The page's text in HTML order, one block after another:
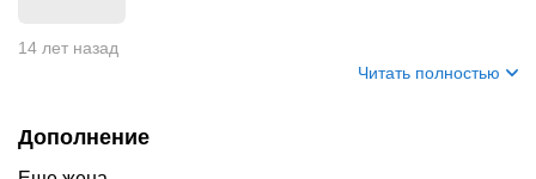
14 лет назад
Читать полностью
Дополнение